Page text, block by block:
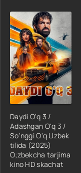
Daydi O'q 3 /
Adashgan O'q 3 /
So'nggi O'q Uzbek
tilida (2025)
O;zbekcha tarjima
kino HD skachat